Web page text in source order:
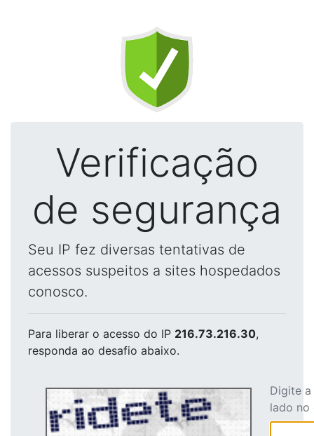
Verificação
de segurança
Seu IP fez diversas tentativas de
acessos suspeitos a sites hospedados
conosco.
Para liberar o acesso do IP 216.73.216.30,
responda ao desafio abaixo.
Digite
lado no